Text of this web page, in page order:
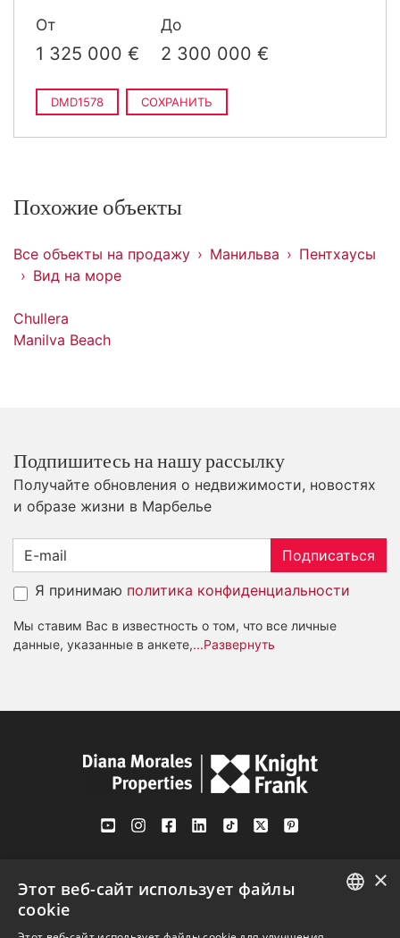
От
1 325 000 €
До
2 300 000 €
DMD1578 СОХРАНИТЬ
Похожие объекты
Все объекты на продажу Манильва
Пентхаусы
Вид на море
Chullera
Manilva Beach
Подпишитесь на нашу рассылку
Получайте обновления о недвижимости, новостях
и образе жизни в Марбелье
Подписаться
Я принимаю политика конфиденциальности
Мы ставим Вас в известность о том, что все личные
данные, указанные в анкете,...Развернуть
1st Floor, Office 3
29601 Marbella
×
Этот веб-сайт использует файлы
cookie